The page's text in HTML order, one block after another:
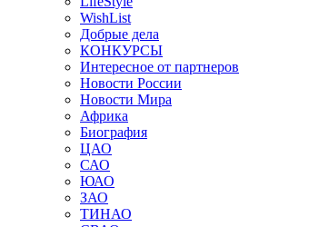
WishList
Добрые дела
КОНКУРСЫ
Интересное от партнеров
Новости России
Новости Мира
Африка
Биография
ЦАО
САО
ЮАО
ЗАО
ТИНАО